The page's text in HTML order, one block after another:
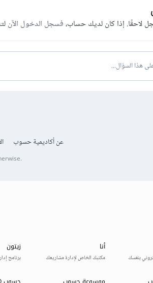
لاحقًا. إذا كان لديك حساب،فسجل الدخول الآن
هذا السؤال...
عن أكاديمية حسوب